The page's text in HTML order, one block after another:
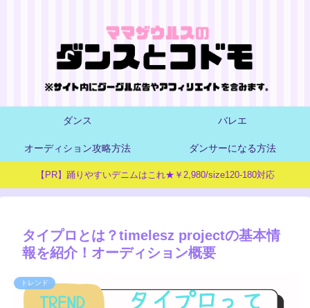
ダンス バレエ
オーディション攻略方法 ダンサーになる方法
【PR】踊りやすいデニムはこれ★￥2,980/size120-180対応
タイプロとは？timelesz projectの基本情
報を紹介！オーディション概要
トレンド